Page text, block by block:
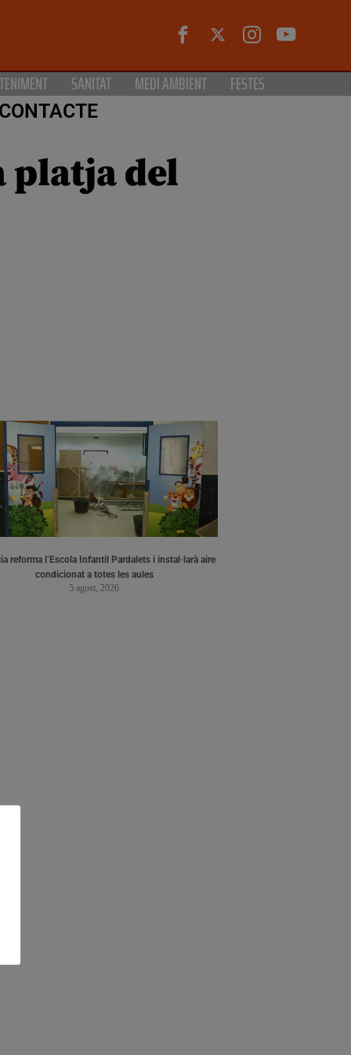
SANITAT MEDI AMBIENT FESTES
CONTACTE
platja del
reforma l’Escola Infantil Pardalets i instal·larà aire
condicionat a totes les aules
5 agost, 2026